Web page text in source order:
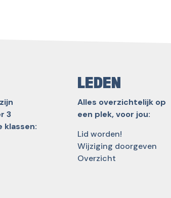
3
klassen:
LEDEN
Alles overzichtelijk op
een plek, voor jou:
Lid worden!
Wijziging doorgeven
Overzicht